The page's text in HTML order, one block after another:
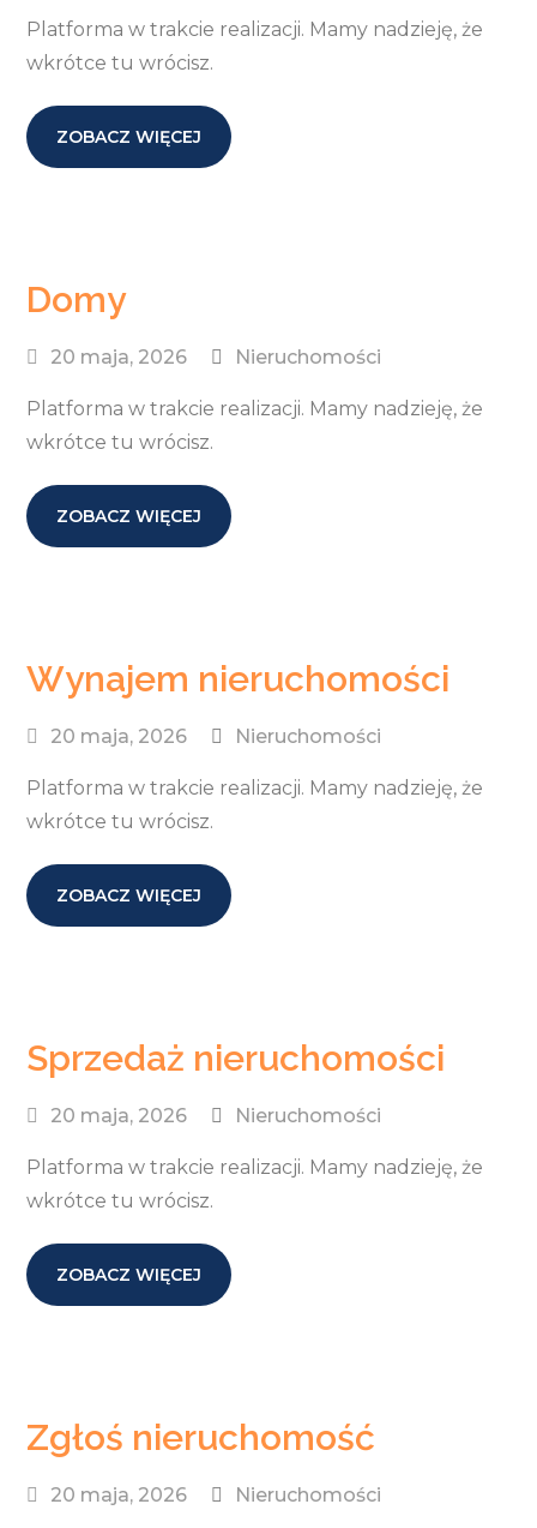
Platforma w trakcie realizacji. Mamy nadzieję, że
wkrótce tu wrócisz.
ZOBACZ WIĘCEJ
Domy
20 maja, 2026 Nieruchomości
Platforma w trakcie realizacji. Mamy nadzieję, że
wkrótce tu wrócisz.
ZOBACZ WIĘCEJ
Wynajem nieruchomości
20 maja, 2026 Nieruchomości
Platforma w trakcie realizacji. Mamy nadzieję, że
wkrótce tu wrócisz.
ZOBACZ WIĘCEJ
Sprzedaż nieruchomości
20 maja, 2026 Nieruchomości
Platforma w trakcie realizacji. Mamy nadzieję, że
wkrótce tu wrócisz.
ZOBACZ WIĘCEJ
Zgłoś nieruchomość
20 maja, 2026 Nieruchomości